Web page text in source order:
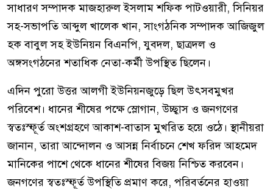
সাধারণ সম্পাদক মাজহারুল ইসলাম শফিক পাটওয়ারী, সিনিয়র
সহ-সভাপতি আব্দুল খালেক খান, সাংগঠনিক সম্পাদক আজিজুল
হক বাবুল সহ ইউনিয়ন বিএনপি, যুবদল, ছাত্রদল ও
অঙ্গসংগঠনের শতাধিক নেতা-কর্মী উপস্থিত ছিলেন।
এদিন পুরো উত্তর আলগী ইউনিয়নজুড়ে ছিল উৎসবমুখর
পরিবেশ। ধানের শীষের পক্ষে স্লোগান, উচ্ছ্বাস ও জনগণের
স্বতঃস্ফূর্ত অংশগ্রহণে আকাশ-বাতাস মুখরিত হয়ে ওঠে। স্থানীয়রা
জানান, তারা আন্দোলন ও আসন্ন নির্বাচনে শেখ ফরিদ আহমেদ
মানিকের পাশে থেকে ধানের শীষের বিজয় নিশ্চিত করবেন।
জনগণের স্বতঃস্ফূর্ত উপস্থিতি প্রমাণ করে, পরিবর্তনের হাওয়া